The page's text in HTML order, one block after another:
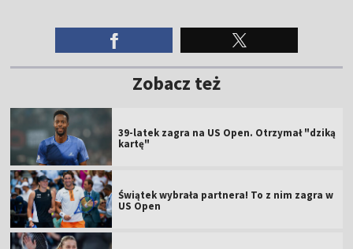
Zobacz też
39-latek zagra na US Open. Otrzymał "dziką
kartę"
Świątek wybrała partnera! To z nim zagra w
US Open